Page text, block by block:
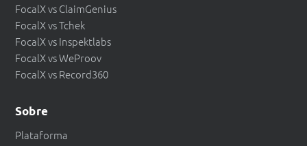
FocalX vs ClaimGenius
FocalX vs Tchek
FocalX vs Inspektlabs
FocalX vs WeProov
FocalX vs Record360
Sobre
Plataforma